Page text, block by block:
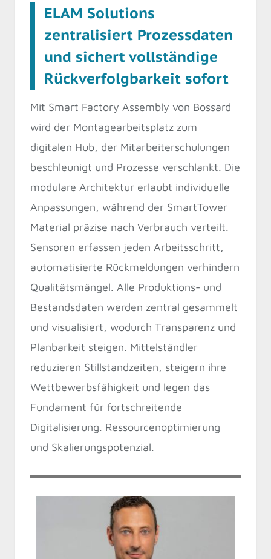
ELAM Solutions
zentralisiert Prozessdaten
und sichert vollständige
Rückverfolgbarkeit sofort
Mit Smart Factory Assembly von Bossard
wird der Montagearbeitsplatz zum
digitalen Hub, der Mitarbeiterschulungen
beschleunigt und Prozesse verschlankt. Die
modulare Architektur erlaubt individuelle
Anpassungen, während der SmartTower
Material präzise nach Verbrauch verteilt.
Sensoren erfassen jeden Arbeitsschritt,
automatisierte Rückmeldungen verhindern
Qualitätsmängel. Alle Produktions- und
Bestandsdaten werden zentral gesammelt
und visualisiert, wodurch Transparenz und
Planbarkeit steigen. Mittelständler
reduzieren Stillstandzeiten, steigern ihre
Wettbewerbsfähigkeit und legen das
Fundament für fortschreitende
Digitalisierung. Ressourcenoptimierung
und Skalierungspotenzial.